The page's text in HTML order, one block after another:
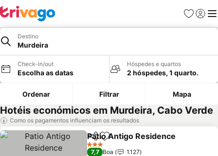
Favoritos
Iniciar
Destino
Murdeira
Check-in/out
Escolha as datas
Hóspedes e quartos
2 hóspedes, 1 quarto.
Ordenar Filtrar Mapa
Hotéis económicos em Murdeira, Cabo Verde
Como os pagamentos influenciam os resultados
PartilharAdicionar aos favoritos
Patio Antigo Residence
3 Estrelas
7,7 Boa
1.127